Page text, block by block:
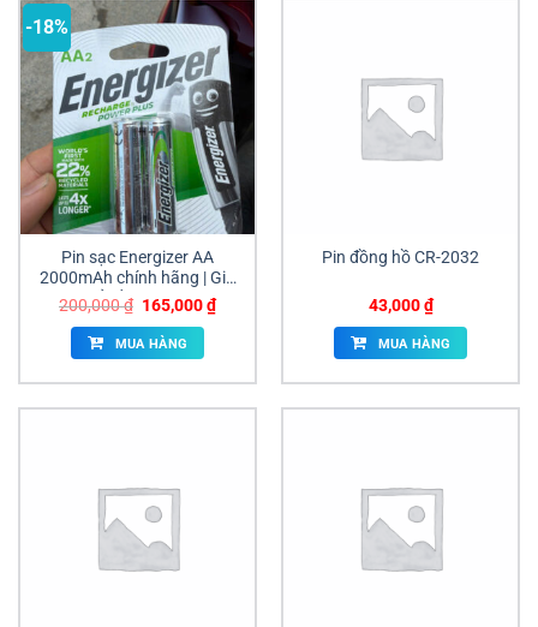
-18%
Pin sạc Energizer AA
2000mAh chính hãng | Giá
sỉ tốt | ANAN
200,000₫ Giá
là:
200,000 ₫.
165,000₫Giá
hiện
MUA HÀNG
Pin đồng hồ CR-2032
43,000₫
MUA HÀNG